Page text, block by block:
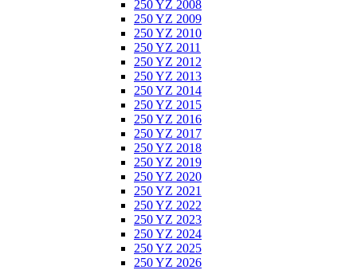
250 YZ 2008
250 YZ 2009
250 YZ 2010
250 YZ 2011
250 YZ 2012
250 YZ 2013
250 YZ 2014
250 YZ 2015
250 YZ 2016
250 YZ 2017
250 YZ 2018
250 YZ 2019
250 YZ 2020
250 YZ 2021
250 YZ 2022
250 YZ 2023
250 YZ 2024
250 YZ 2025
250 YZ 2026